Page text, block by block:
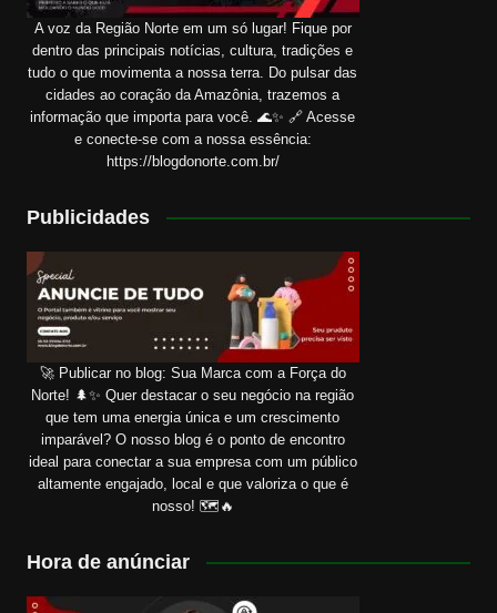
A voz da Região Norte em um só lugar! Fique por
dentro das principais notícias, cultura, tradições e
tudo o que movimenta a nossa terra. Do pulsar das
cidades ao coração da Amazônia, trazemos a
informação que importa para você. 🌊✨ 🔗 Acesse
e conecte-se com a nossa essência:
https://blogdonorte.com.br/
Publicidades
🚀 Publicar no blog: Sua Marca com a Força do
Norte! 🌲✨ Quer destacar o seu negócio na região
que tem uma energia única e um crescimento
imparável? O nosso blog é o ponto de encontro
ideal para conectar a sua empresa com um público
altamente engajado, local e que valoriza o que é
nosso! 🗺️🔥
Hora de anúnciar